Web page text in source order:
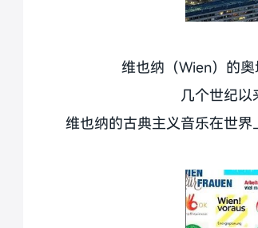
维也纳（Wien）的
几个世纪
维也纳的古典主义音乐在世